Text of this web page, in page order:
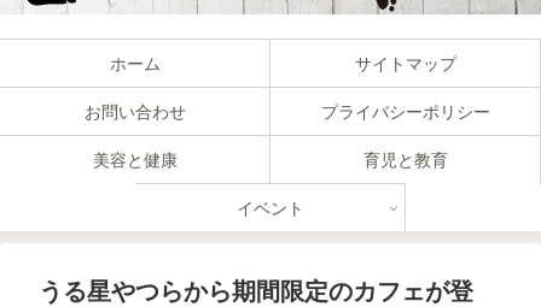
ホーム サイトマップ
お問い合わせ プライバシーポリシー
美容と健康 育児と教育
イベント
うる星やつらから期間限定のカフェが登